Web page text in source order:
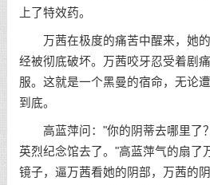
上了特效药。
万茜在极度的痛苦中醒来，她的
经被彻底破坏。万茜咬牙忍受着剧
服。这就是一个黑曼的宿命，无论
到底。
高蓝萍问："你的阴蒂去哪里了
英烈纪念馆去了。"高蓝萍气的扇了
镜子，逼万茜看她的阴部，万茜的